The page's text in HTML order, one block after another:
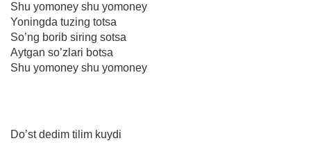
Shu yomoney shu yomoney
Yoningda tuzing totsa
So’ng borib siring sotsa
Aytgan so’zlari botsa
Shu yomoney shu yomoney
Do’st dedim tilim kuydi